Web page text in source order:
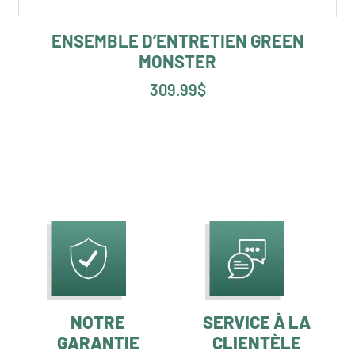
ENSEMBLE D’ENTRETIEN GREEN
MONSTER
309.99$
NOTRE
GARANTIE
SERVICE À LA
CLIENTÈLE